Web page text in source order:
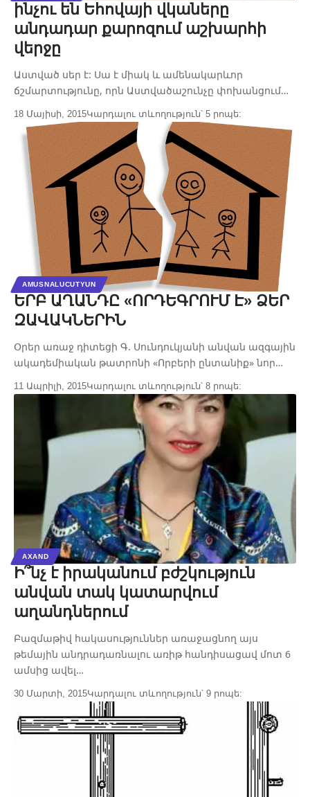
ինչու են Եհովայի վկաները
անդադար քարոզում աշխարհի
վերջը
Աստված սեր է: Սա է միակ և ամենակարևոր
ճշմարտությունը, որն Աստվածաշունչը փոխանցում…
18 Մայիսի, 2015Կարդալու տևողություն՝ 5 րոպե:
AMUSNALUCUTYUN
ԵՐԲ ԱՂԱՆԴԸ «ՈՐԴԵԳՐՈՒՄ Է» ՁԵՐ
ԶԱՎԱԿՆԵՐԻՆ
Օրեր առաջ դիտեցի Գ. Սունդուկյանի անվան ազգային
ակադեմիական թատրոնի «Որբերի ընտանիք» նոր…
11 Ապրիլի, 2015Կարդալու տևողություն՝ 8 րոպե:
AXAND
Ի՞նչ է իրականում բժշկություն
անվան տակ կատարվում
աղանդներում
Բազմաթիվ հակասություններ առաջացնող այս
թեմային անդրադառնալու առիթ հանդիսացավ մոտ 6
ամսից ավել…
30 Մարտի, 2015Կարդալու տևողություն՝ 9 րոպե: